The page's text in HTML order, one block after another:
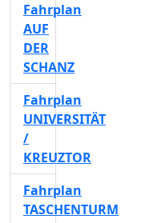
Fahrplan
AUF
DER
SCHANZ
Fahrplan
UNIVERSITÄT
/
KREUZTOR
Fahrplan
TASCHENTURM